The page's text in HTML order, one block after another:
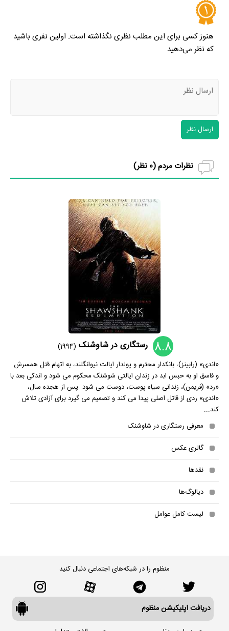
هنوز کسی برای این مطلب نظری نگذاشته است. اولین نفری باشید
که نظر می‌دهید
ارسال نظر
نظرات مردم (0 نظر)
8.8 رستگاری در شاوشنک (1994)
«اندی» (رابینز)، بانکدار محترم و پولدار ایالت نیوانگلند، به اتهام قتل همسرش
و فاسق او به حبس ابد در زندان ایالتی شوشنک محکوم می شود و اندکی بعد با
«رد» (فریمن)، زندانی سیاه پوست، دوست می شود. پس از هجده سال،
«اندی» ردی از قاتل اصلی پیدا می کند و تصمیم می گیرد برای آزادی تلاش
کند...
معرفی رستگاری در شاوشنک
گالری عکس
نقدها
دیالوگ‌ها
لیست کامل عوامل
منظوم را در شبکه‌های اجتماعی دنبال کنید
دریافت اپلیکیشن منظوم